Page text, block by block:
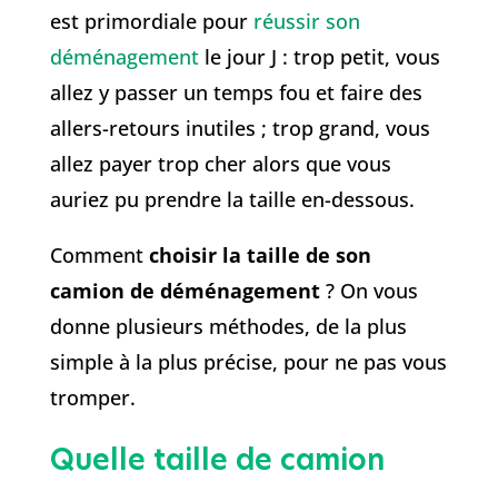
est primordiale pour réussir son
déménagementle jour J : trop petit, vous
allez y passer un temps fou et faire des
allers-retours inutiles ; trop grand, vous
allez payer trop cher alors que vous
auriez pu prendre la taille en-dessous.
Comment choisir la taille de son
camion de déménagement? On vous
donne plusieurs méthodes, de la plus
simple à la plus précise, pour ne pas vous
tromper.
Quelle taille de camion